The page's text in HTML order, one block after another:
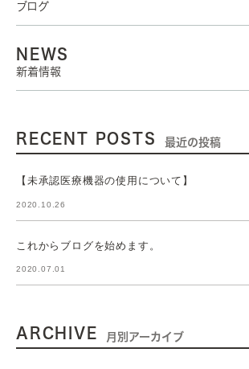
ブログ
NEWS
新着情報
RECENT POSTS 最近の投稿
【未承認医療機器の使用について】
2020.10.26
これからブログを始めます。
2020.07.01
ARCHIVE 月別アーカイブ